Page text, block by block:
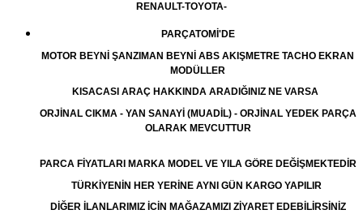
RENAULT-TOYOTA-
PARÇATOMİ'DE
MOTOR BEYNİ ŞANZIMAN BEYNİ ABS AKIŞMETRE TACHO EKRAN
MODÜLLER
KISACASI ARAÇ HAKKINDA ARADIĞINIZ NE VARSA
ORJİNAL CIKMA - YAN SANAYİ (MUADİL) - ORJİNAL YEDEK PARÇA
OLARAK MEVCUTTUR
PARCA FİYATLARI MARKA MODEL VE YILA GÖRE DEĞİŞMEKTEDİR
TÜRKİYENİN HER YERİNE AYNI GÜN KARGO YAPILIR
DİĞER İLANLARIMIZ İCİN MAĞAZAMIZI ZİYARET EDEBİLİRSİNİZ